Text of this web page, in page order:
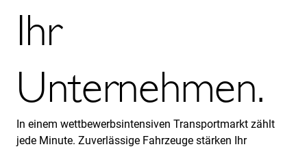
Ihr
Unternehmen.
In einem wettbewerbsintensiven Transportmarkt zählt
jede Minute. Zuverlässige Fahrzeuge stärken Ihr